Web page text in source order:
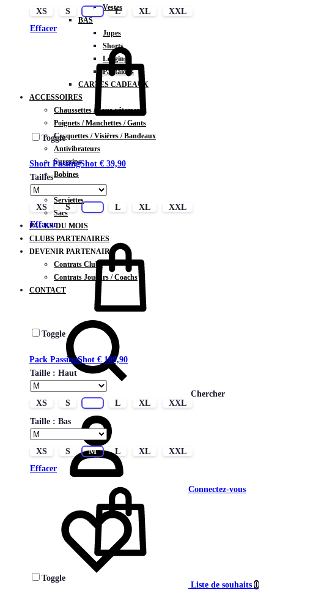
Vestes
BAS
Jupes
Shorts
Leggings
Pantalons
CARTES CADEAUX
ACCESSOIRES
Chaussettes / Sous-vêtements
Poignets / Manchettes / Gants
Casquettes / Visières / Bandeaux
Antivibrateurs
Surgrips
Bobines
Gourdes
Serviettes
Sacs
PACKS DU MOIS
CLUBS PARTENAIRES
DEVENIR PARTENAIRE
Contrats Clubs
Contrats Joueurs / Coachs
CONTACT
Chercher
Connectez-vous
Liste de souhaits 0
XS S M L XL
XXL
Effacer
Toggle
Short PassingShot € 39,90
Tailles
XS S L XL
XXL
Effacer
Toggle
Pack PassingShot € 109,90
Taille : Haut
XS S L XL
XXL
Taille : Bas
XS S M L XL
XXL
Effacer
Toggle